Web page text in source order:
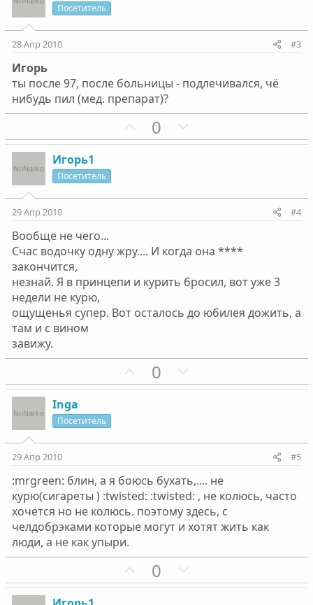
т
н
ы
й
о
с
т
н
ы
й
о
с
Посетитель
28 Апр 2010 #3
Игорь
ты после 97, после больницы - подлечивался, чё
нибудь пил (мед. препарат)?
П
о
т
ы
й
г
о
с
0
е
т
н
ы
й
г
о
л
с
Игорь1
Посетитель
29 Апр 2010 #4
Вообще не чего...
Счас водочку одну жру.... И когда она ****
закончится,
незнай. Я в принцепи и курить бросил, вот уже 3
недели не курю,
ощущенья супер. Вот осталось до юбилея дожить, а
там и с вином
завижу.
П
о
т
н
ы
й
г
о
о
0
е
т
н
ы
й
г
о
о
Inga
Посетитель
29 Апр 2010 #5
:mrgreen: блин, а я боюсь бухать,.... не
курю(сигареты ) :twisted: :twisted: , не колюсь, часто
хочется но не колюсь. поэтому здесь, с
челдобрэками которые могут и хотят жить как
люди, а не как упыри.
П
о
0
е